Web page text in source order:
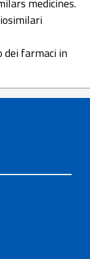
dei farmaci in